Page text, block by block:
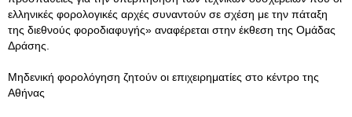
ελληνικές φορολογικές αρχές συναντούν σε σχέση με την πάταξη
της διεθνούς φοροδιαφυγής» αναφέρεται στην έκθεση της Ομάδας
Δράσης.
Μηδενική φορολόγηση ζητούν οι επιχειρηματίες στο κέντρο της
Αθήνας